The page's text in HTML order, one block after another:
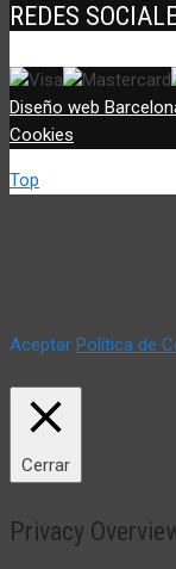
REDES
Diseño web
Cookies
Top
Aceptar Política de
Cerrar
Privacy